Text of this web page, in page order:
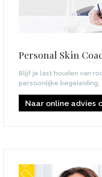
Personal Skin
Blijf je last houden van
persoonlijke begeleiding.
Naar online advies